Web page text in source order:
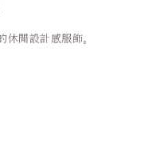
休閒設計感服飾。